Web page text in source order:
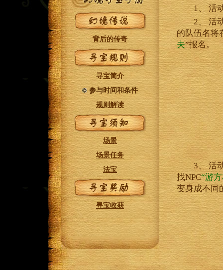
背后的传奇
寻宝简介
参与时间和条件
规则解读
场景
场景任务
法宝
寻宝收获
1、 活动
2、 活动
的队伍名将
夫”报名。
3、 活动
找NPC“游
变身成不同